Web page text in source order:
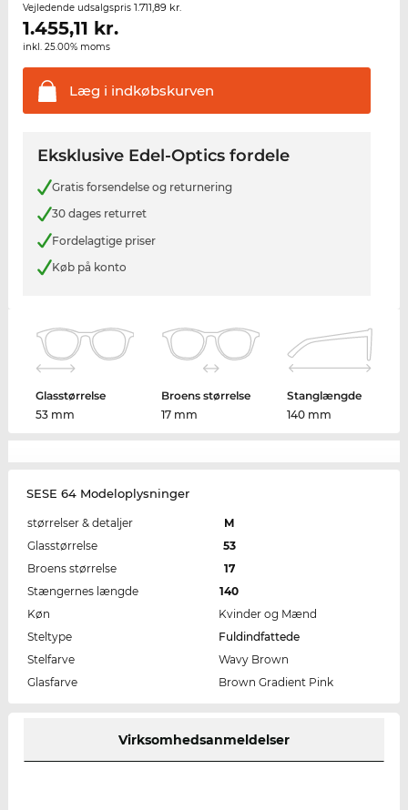
Vejledende udsalgspris 1.711,89 kr.
1.455,11 kr.
inkl. 25.00% moms
Læg i indkøbskurven
Eksklusive Edel-Optics fordele
Gratis forsendelse og returnering
30 dages returret
Fordelagtige priser
Køb på konto
Glasstørrelse
53 mm
Broens størrelse
17 mm
Stanglængde
140 mm
SESE 64 Modeloplysninger
størrelser & detaljer
M
Glasstørrelse
53
Broens størrelse
17
Stængernes længde
140
Køn
Kvinder og Mænd
Steltype
Fuldindfattede
Stelfarve
Wavy Brown
Glasfarve
Brown Gradient Pink
Virksomhedsanmeldelser